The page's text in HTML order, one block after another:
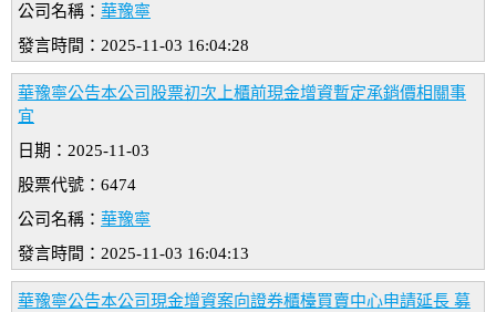
公司名稱： 華豫寧
發言時間：2025-11-03 16:04:28
華豫寧公告本公司股票初次上櫃前現金增資暫定承銷價相關事
宜
日期：2025-11-03
股票代號：6474
公司名稱： 華豫寧
發言時間：2025-11-03 16:04:13
華豫寧公告本公司現金增資案向證券櫃檯買賣中心申請延長 募